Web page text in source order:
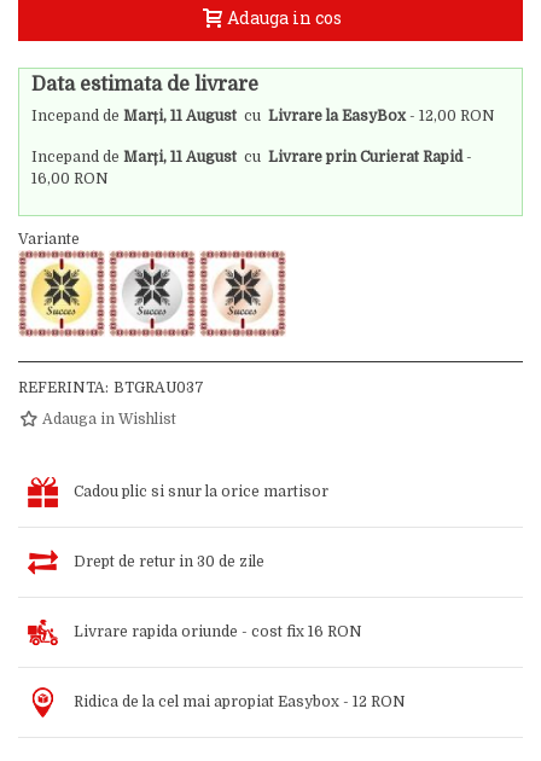
Adauga in cos
Data estimata de livrare
Incepand de Marți, 11 August cu Livrare la EasyBox - 12,00 RON
Incepand de Marți, 11 August cu Livrare prin Curierat Rapid -
16,00 RON
Variante
REFERINTA: BTGRAU037
Adauga in Wishlist
Cadou plic si snur la orice martisor
Drept de retur in 30 de zile
Livrare rapida oriunde - cost fix 16 RON
Ridica de la cel mai apropiat Easybox - 12 RON